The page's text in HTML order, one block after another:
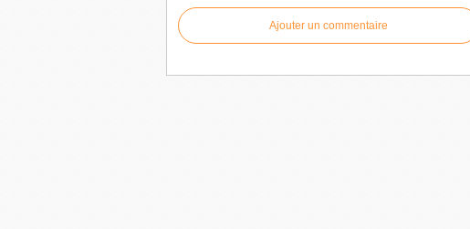
Ajouter un commentaire